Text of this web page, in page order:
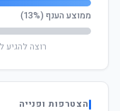
ממוצע הענף (13%)
רוצה להגיע
הצטרפות ופנייה